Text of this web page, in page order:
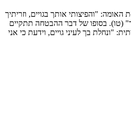
"והפיצותי אותך בגויים, וזריתיך
(טו). בסופו של דבר ההבטחה תתקיים
"ונחלת בך לעיני גויים, וידעת כי אני